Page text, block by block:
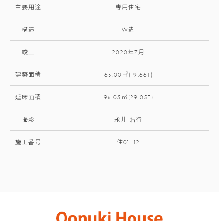
主要用途 専用住宅
構造 W造
竣工 2020年7月
建築面積 65.00㎡(19.66T)
延床面積 96.05㎡(29.05T)
撮影 永井 浩行
施工番号 住01-12